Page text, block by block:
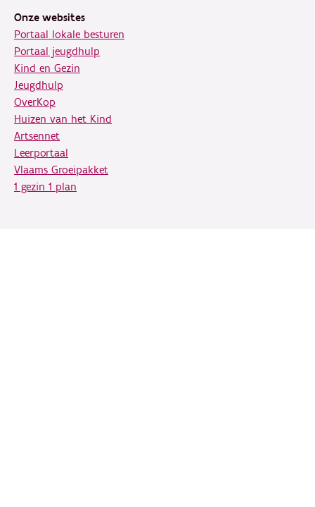
Onze websites
Portaal lokale besturen
Portaal jeugdhulp
Kind en Gezin
Jeugdhulp
OverKop
Huizen van het Kind
Artsennet
Leerportaal
Vlaams Groeipakket
1 gezin 1 plan